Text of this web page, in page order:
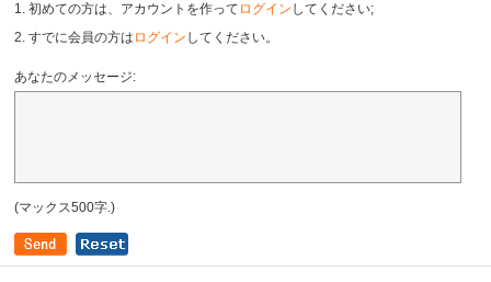
1. 初めての方は、アカウントを作って ログイン してください;
2. すでに会員の方は ログイン してください。
あなたのメッセージ:
(マックス500字.)